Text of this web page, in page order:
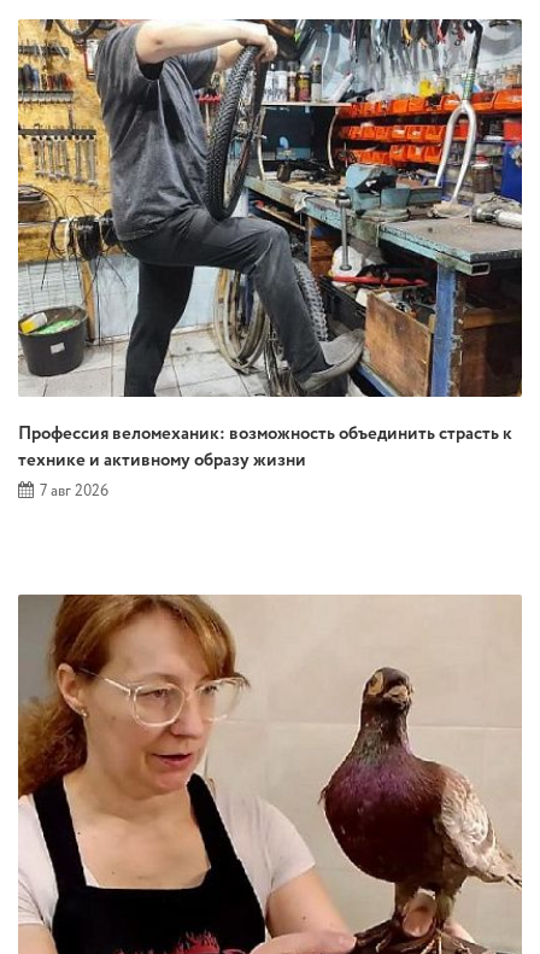
Профессия веломеханик: возможность объединить страсть к
технике и активному образу жизни
7 авг 2026